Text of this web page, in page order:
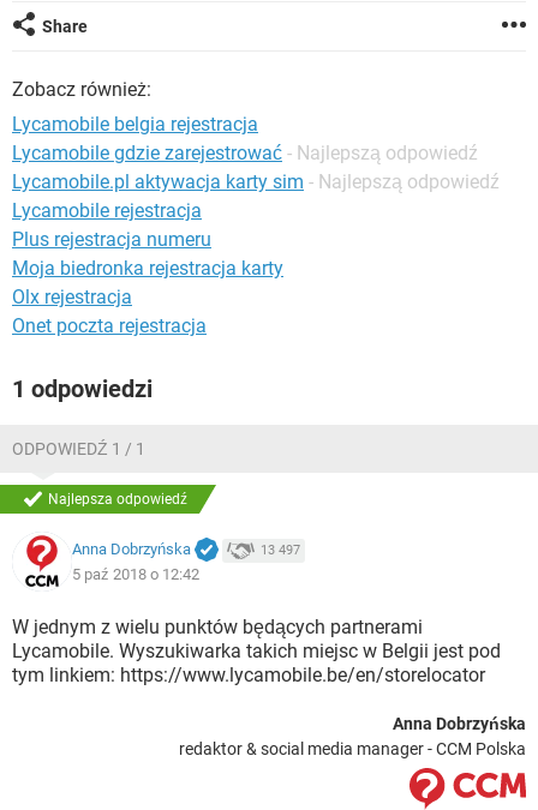
Share
Zobacz również:
Lycamobile belgia rejestracja
Lycamobile gdzie zarejestrować - Najlepszą odpowiedź
Lycamobile.pl aktywacja karty sim - Najlepszą odpowiedź
Lycamobile rejestracja
Plus rejestracja numeru
Moja biedronka rejestracja karty
Olx rejestracja
Onet poczta rejestracja
1 odpowiedzi
ODPOWIEDŹ 1 / 1
Najlepsza odpowiedź
Anna Dobrzyńska 13 497
5 paź 2018 o 12:42
W jednym z wielu punktów będących partnerami
Lycamobile. Wyszukiwarka takich miejsc w Belgii jest pod
tym linkiem: https://www.lycamobile.be/en/storelocator
Anna Dobrzyńska
redaktor & social media manager - CCM Polska